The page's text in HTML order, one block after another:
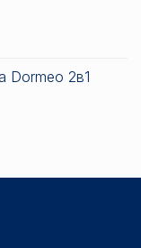
Dormeo 2в1